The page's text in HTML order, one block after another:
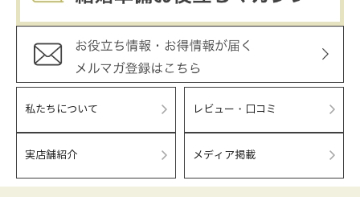
私たちについて レビュー・口コミ
実店舗紹介 メディア掲載